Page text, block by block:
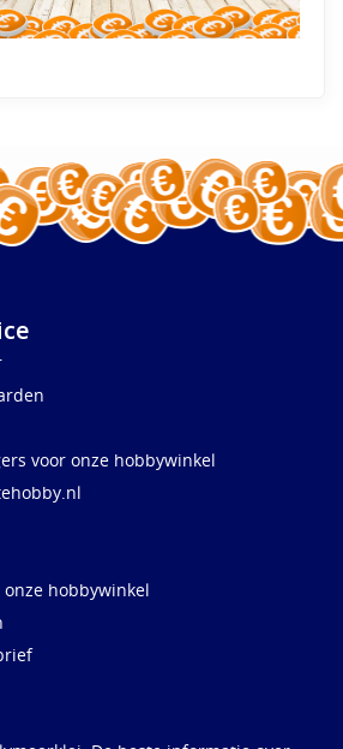
voor onze hobbywinkel
hobbywinkel